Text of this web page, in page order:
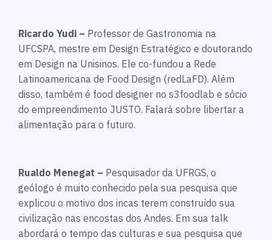
Ricardo Yudi – Professor de Gastronomia na
UFCSPA, mestre em Design Estratégico e doutorando
em Design na Unisinos. Ele co-fundou a Rede
Latinoamericana de Food Design (redLaFD). Além
disso, também é food designer no s3foodlab e sócio
do empreendimento JUSTO. Falará sobre libertar a
alimentação para o futuro.
Rualdo Menegat – Pesquisador da UFRGS, o
geólogo é muito conhecido pela sua pesquisa que
explicou o motivo dos incas terem construído sua
civilização nas encostas dos Andes. Em sua talk
abordará o tempo das culturas e sua pesquisa que